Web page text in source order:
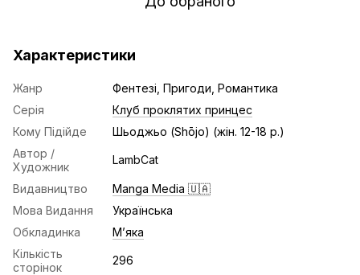
Характеристики
Жанр
Фентезі, Пригоди, Романтика
Серія
Клуб проклятих принцес
Кому Підійде
Шьоджьо (Shōjo) (жін. 12-18 р.)
Автор /
Художник
LambCat
Видавництво
Manga Media 🇺🇦
Мова Видання
Українська
Обкладинка
Мʼяка
Кількість
сторінок
296